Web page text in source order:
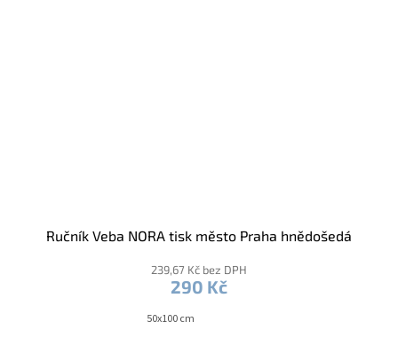
Ručník Veba NORA tisk město Praha hnědošedá
239,67 Kč bez DPH
290 Kč
50x100 cm